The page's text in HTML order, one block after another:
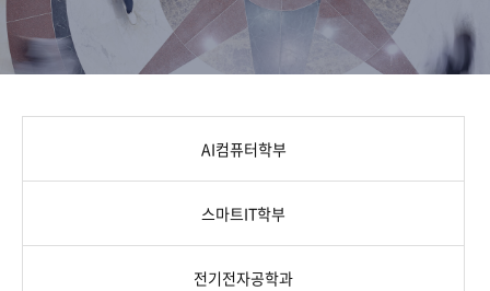
AI컴퓨터학부
스마트IT학부
전기전자공학과